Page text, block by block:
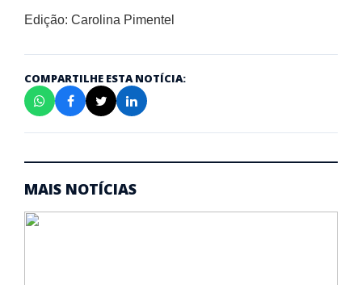
Edição: Carolina Pimentel
COMPARTILHE ESTA NOTÍCIA:
MAIS NOTÍCIAS